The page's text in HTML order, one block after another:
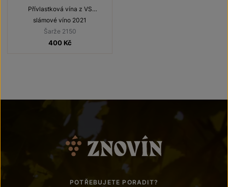
Přívlastková vína z VS
Lechovice
slámové víno 2021
Šarže 2150
400 Kč
POTŘEBUJETE PORADIT?